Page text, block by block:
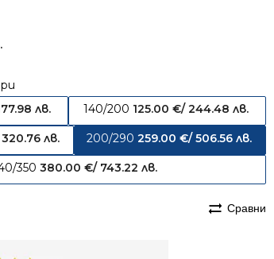
лв. 140/200 125.00 €/ 244.48 лв.
лв. 200/290 259.00 €/ 506.56 лв.
350380.00€/ 743.22 лв.
Сравни